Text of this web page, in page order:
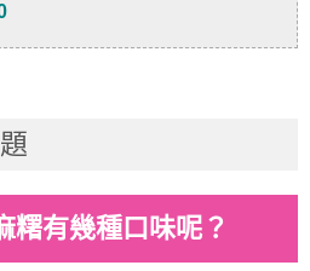
糬有幾種口味呢？